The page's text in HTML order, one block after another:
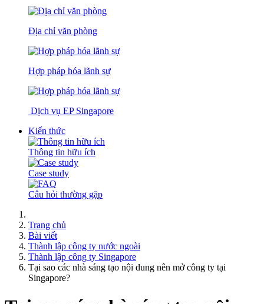
Địa chỉ văn phòng
Hợp pháp hóa lãnh sự
Dịch vụ EP Singapore
Kiến thức
Thông tin hữu ích
Case study
Câu hỏi thường gặp
Trang chủ
Bài viết
Thành lập công ty nước ngoài
Thành lập công ty Singapore
Tại sao các nhà sáng tạo nội dung nên mở công ty tại
Singapore?